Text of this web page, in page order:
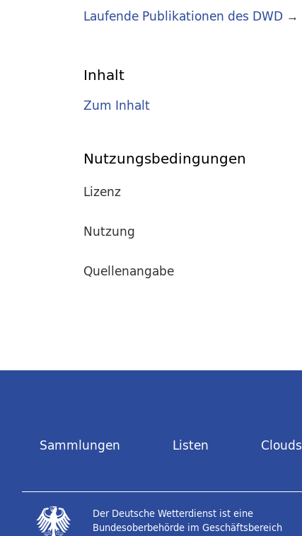
Laufende Publikationen des DWD →
Inhalt
Zum Inhalt
Nutzungsbedingungen
Lizenz
Nutzung
Quellenangabe
Sammlungen Listen Clouds
Der Deutsche Wetterdienst ist eine
Bundesoberbehörde im Geschäftsbereich